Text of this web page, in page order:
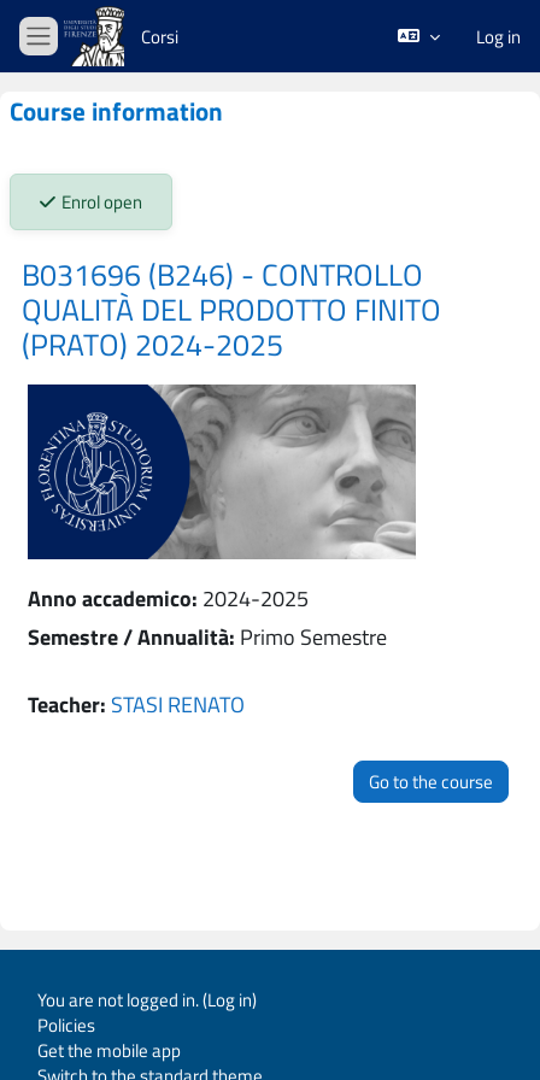
Skip to main content
Side panel
Corsi Log in
Course information
Stato iscrizioni:
Enrol open
B031696 (B246) - CONTROLLO
QUALITÀ DEL PRODOTTO FINITO
(PRATO) 2024-2025
Anno accademico: 2024-2025
Semestre / Annualità: Primo Semestre
Teacher: STASI RENATO
Go to the course
You are not logged in. (Log in)
Policies
Get the mobile app